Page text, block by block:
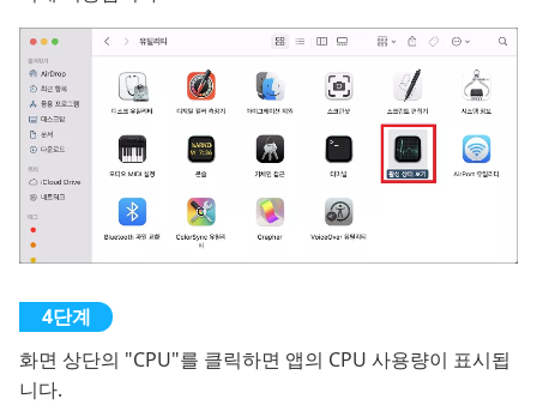
화면 상단의 "CPU"를 클릭하면 앱의 CPU 사용량이 표시됩
니다.